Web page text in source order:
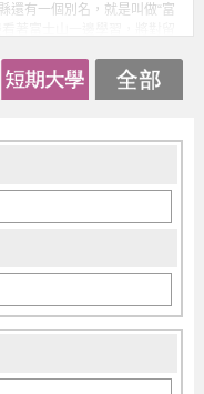
還有一個別名，就是叫做“富
著富士山一邊學習，將對留
不容錯過的留學地點。